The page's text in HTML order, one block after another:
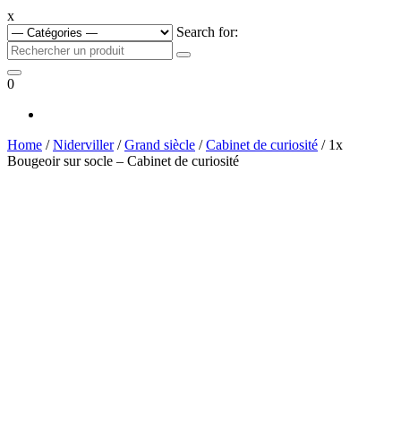
x
Search for:
0
Home /Niderviller/Grand siècle /Cabinet de curiosité / 1x
Bougeoir sur socle – Cabinet de curiosité